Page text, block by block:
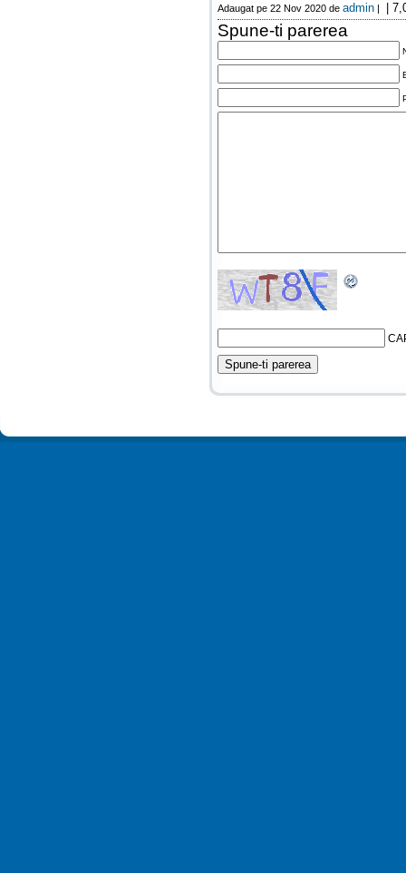
Adaugat pe 22 Nov 2020 de admin | |
Spune-ti parerea